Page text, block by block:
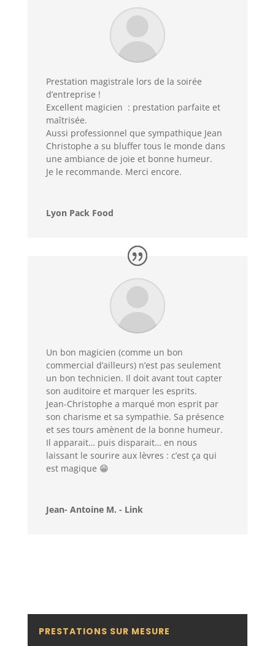
Prestation magistrale lors de la soirée
d’entreprise !
Excellent magicien : prestation parfaite et
maîtrisée.
Aussi professionnel que sympathique Jean
Christophe a su bluffer tous le monde dans
une ambiance de joie et bonne humeur.
Je le recommande. Merci encore.
Lyon Pack Food
Un bon magicien (comme un bon
commercial d’ailleurs) n’est pas seulement
un bon technicien. Il doit avant tout capter
son auditoire et marquer les esprits.
Jean-Christophe a marqué mon esprit par
son charisme et sa sympathie. Sa présence
et ses tours amènent de la bonne humeur.
Il apparait… puis disparait… en nous
laissant le sourire aux lèvres : c’est ça qui
est magique 😁
Jean- Antoine M. - Link
PRESTATIONS SUR MESURE